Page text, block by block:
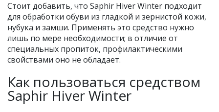
Стоит добавить, что Saphir Hiver Winter подходит
для обработки обуви из гладкой и зернистой кожи,
нубука и замши. Применять это средство нужно
лишь по мере необходимости; в отличие от
специальных пропиток, профилактическими
свойствами оно не обладает.
Как пользоваться средством
Saphir Hiver Winter